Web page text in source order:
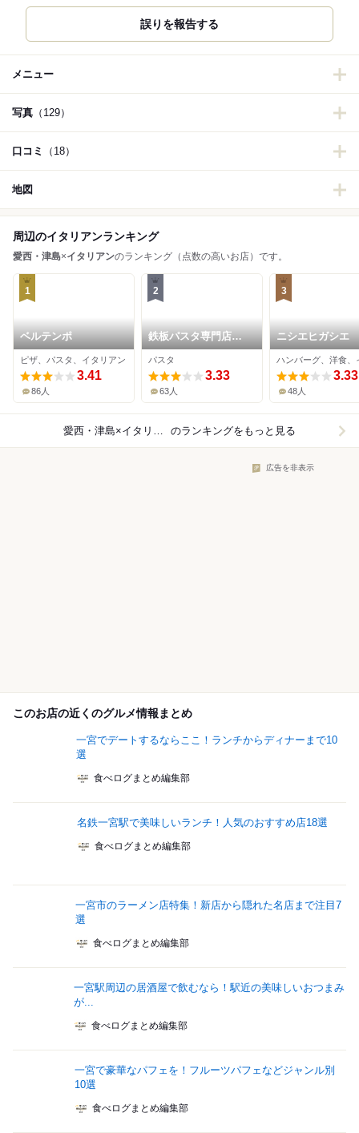
誤りを報告する
メニュー
写真 （129）
口コミ （18）
地図
周辺のイタリアンランキング
愛西・津島×イタリアンのランキング（点数の高いお店）です。
1
ベルテンポ
ピザ、パスタ、イタリアン
3.41
86人
2
鉄板パスタ専門店
itaya
パスタ
3.33
63人
3
ニシエヒガシエ
3.33
48人
愛西・津島×イタリアン のランキングをもっと見る
広告を非表示
このお店の近くのグルメ情報まとめ
一宮でデートするならここ！ランチからディナーまで10
選
食べログまとめ編集部
名鉄一宮駅で美味しいランチ！人気のおすすめ店18選
食べログまとめ編集部
一宮市のラーメン店特集！新店から隠れた名店まで注目7
選
食べログまとめ編集部
一宮駅周辺の居酒屋で飲むなら！駅近の美味しいおつまみ
が...
食べログまとめ編集部
一宮で豪華なパフェを！フルーツパフェなどジャンル別
10選
食べログまとめ編集部